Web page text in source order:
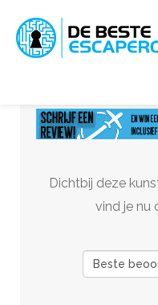
naar
Dichtbij deze
vind je nu